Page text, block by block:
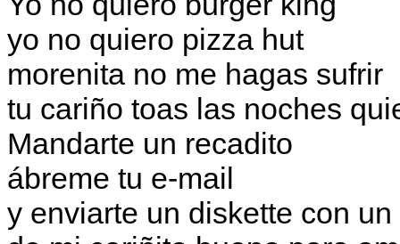
yo no quiero pizza hut
morenita no me hagas sufrir
tu cariño toas las noches
Mandarte un recadito
ábreme tu e-mail
y enviarte un diskette con